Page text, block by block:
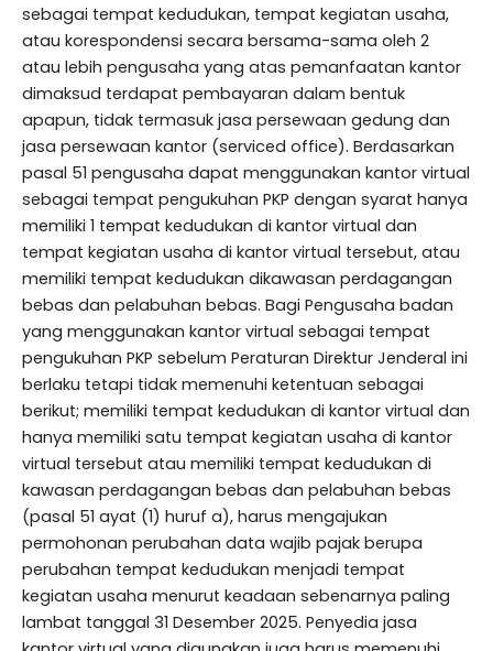
sebagai tempat kedudukan, tempat kegiatan usaha,
atau korespondensi secara bersama-sama oleh 2
atau lebih pengusaha yang atas pemanfaatan kantor
dimaksud terdapat pembayaran dalam bentuk
apapun, tidak termasuk jasa persewaan gedung dan
jasa persewaan kantor (serviced office). Berdasarkan
pasal 51 pengusaha dapat menggunakan kantor virtual
sebagai tempat pengukuhan PKP dengan syarat hanya
memiliki 1 tempat kedudukan di kantor virtual dan
tempat kegiatan usaha di kantor virtual tersebut, atau
memiliki tempat kedudukan dikawasan perdagangan
bebas dan pelabuhan bebas. Bagi Pengusaha badan
yang menggunakan kantor virtual sebagai tempat
pengukuhan PKP sebelum Peraturan Direktur Jenderal ini
berlaku tetapi tidak memenuhi ketentuan sebagai
berikut; memiliki tempat kedudukan di kantor virtual dan
hanya memiliki satu tempat kegiatan usaha di kantor
virtual tersebut atau memiliki tempat kedudukan di
kawasan perdagangan bebas dan pelabuhan bebas
(pasal 51 ayat (1) huruf a), harus mengajukan
permohonan perubahan data wajib pajak berupa
perubahan tempat kedudukan menjadi tempat
kegiatan usaha menurut keadaan sebenarnya paling
lambat tanggal 31 Desember 2025. Penyedia jasa